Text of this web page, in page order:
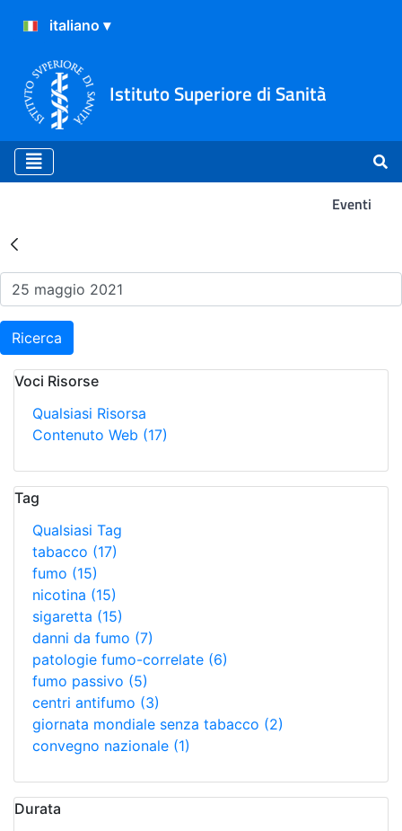
Istituto Superiore di Sanità
Eventi
Risultati della Ricerca -
Ricerca
Voci Risorse
Qualsiasi Risorsa
Contenuto Web (17)
Tag
Qualsiasi Tag
tabacco (17)
fumo (15)
nicotina (15)
sigaretta (15)
danni da fumo (7)
patologie fumo-correlate (6)
fumo passivo (5)
centri antifumo (3)
giornata mondiale senza tabacco (2)
convegno nazionale (1)
Durata